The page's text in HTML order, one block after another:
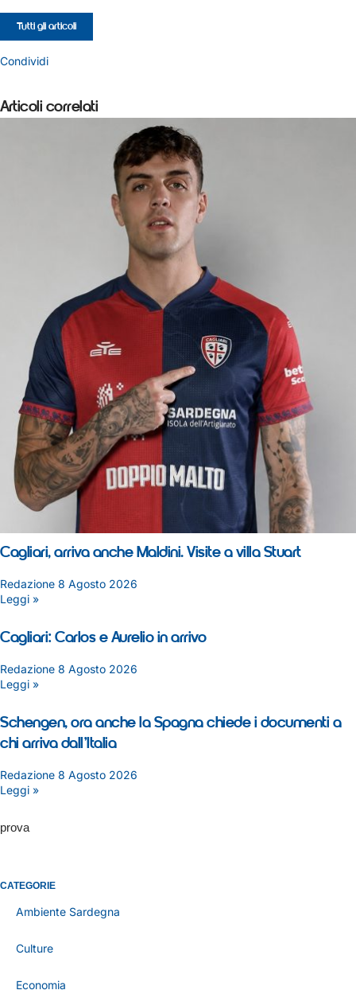
Tutti gli articoli
Condividi
Articoli correlati
Cagliari, arriva anche Maldini. Visite a villa Stuart
Redazione 8 Agosto 2026
Leggi »
Cagliari: Carlos e Aurelio in arrivo
Redazione 8 Agosto 2026
Leggi »
Schengen, ora anche la Spagna chiede i documenti a
chi arriva dall’Italia
Redazione 8 Agosto 2026
Leggi »
prova
CATEGORIE
Ambiente Sardegna
Culture
Economia